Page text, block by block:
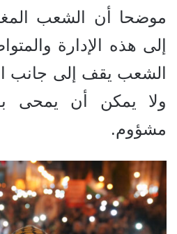
موضحا أن الشعب
إلى هذه الإدارة
الشعب يقف إلى جانب
ولا يمكن أن يمحى
مشؤوم.